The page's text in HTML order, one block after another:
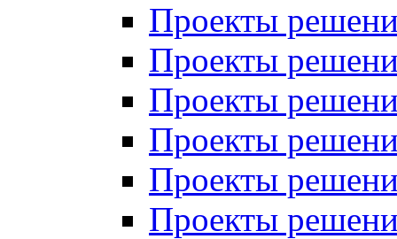
Проекты
Проекты
Проекты
Проекты
Проекты
Проекты